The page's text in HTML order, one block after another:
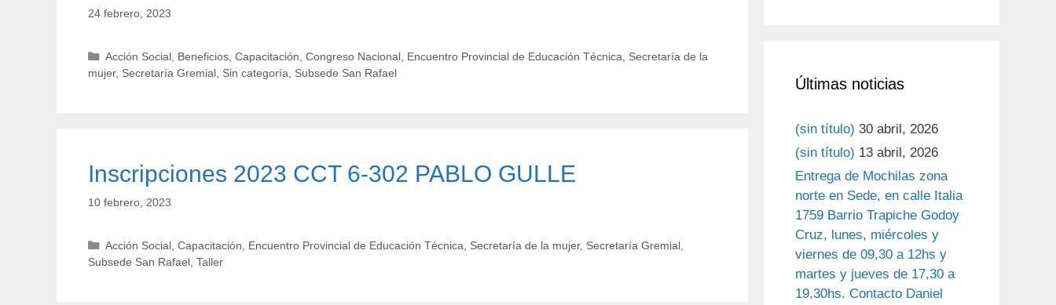
24 febrero, 2023
Categorías
Acción Social, Beneficios, Capacitación, Congreso Nacional, Encuentro Provincial de Educación Técnica, Secretaría de la
mujer, Secretaría Gremial, Sin categoría, Subsede San Rafael
Inscripciones 2023 CCT 6-302 PABLO GULLE
10 febrero, 2023
Categorías
Acción Social, Capacitación Encuentro Provincial de Educación Técnica Secretaría de la mujer, Secretaría Gremial,
Subsede San Rafael Taller
Últimas noticias
(sin título) 30 abril, 2026
(sin título) 13 abril, 2026
Entrega de Mochilas zona
norte en Sede, en calle Italia
1759 Barrio Trapiche Godoy
Cruz, lunes, miércoles y
viernes de 09,30 a 12hs y
martes y jueves de 17,30 a
19,30hs. Contacto Daniel